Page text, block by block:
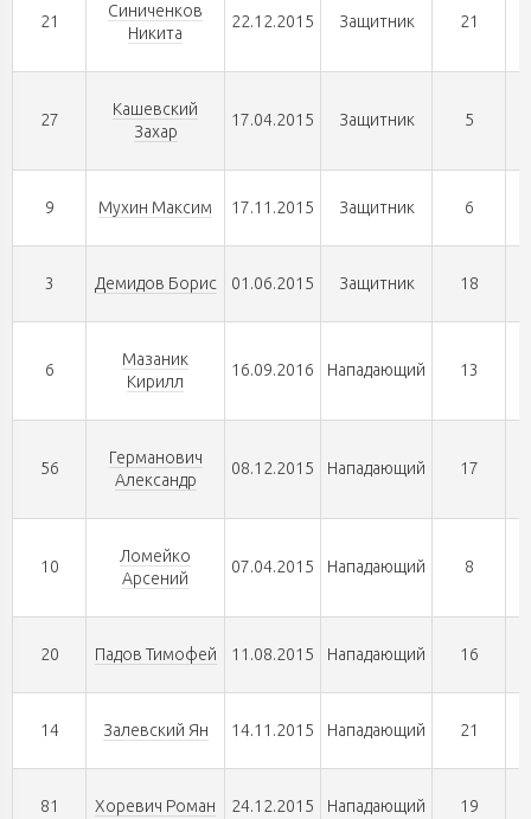
21
Синиченков
Никита
22.12.2015 Защитник 21
27
Кашевский
Захар
17.04.2015 Защитник 5
9 Мухин Максим 17.11.2015 Защитник 6
3 Демидов Борис 01.06.2015 Защитник 18
6
Мазаник
Кирилл
16.09.2016 Нападающий 13
56
Германович
Александр
08.12.2015 Нападающий 17
10
Ломейко
Арсений
07.04.2015 Нападающий 8
20 Падов Тимофей 11.08.2015 Нападающий 16
14 Залевский Ян 14.11.2015 Нападающий 21
81 Хоревич Роман 24.12.2015 Нападающий 19